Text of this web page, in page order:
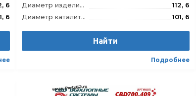
6
6
B
Диаметр изделия, мм
112, 6
Диаметр каталитического блока, мм
101, 6
Модель
112.80.400E4-C
4610121392821
Найти
Подробнее